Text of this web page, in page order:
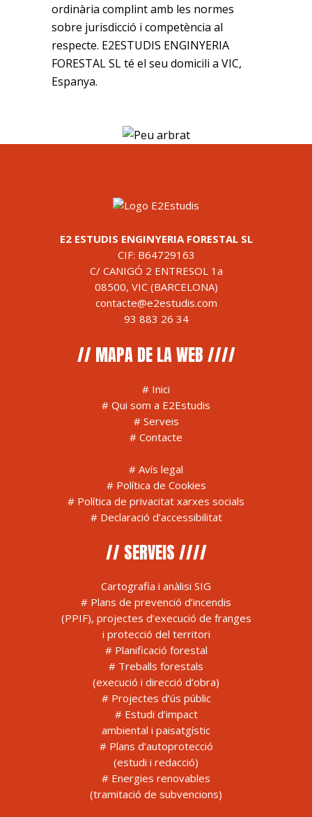
ordinària complint amb les normes
sobre jurisdicció i competència al
respecte. E2ESTUDIS ENGINYERIA
FORESTAL SL té el seu domicili a VIC,
Espanya.
E2 ESTUDIS ENGINYERIA FORESTAL SL
CIF: B64729163
C/ CANIGÓ 2 ENTRESOL 1a
08500, VIC (BARCELONA)
contacte@e2estudis.com
93 883 26 34
// MAPA DE LA WEB ////
# Inici
# Qui som a E2Estudis
# Serveis
# Contacte
# Avís legal
# Política de Cookies
# Política de privacitat xarxes socials
# Declaració d’accessibilitat
// SERVEIS ////
Cartografia i anàlisi SIG
# Plans de prevenció d’incendis
(PPIF), projectes d’execució de franges
i protecció del territori
# Planificació forestal
# Treballs forestals
(execució i direcció d’obra)
# Projectes d’ús públic
# Estudi d’impact
ambiental i paisatgístic
# Plans d’autoprotecció
(estudi i redacció)
# Energies renovables
(tramitació de subvencions)